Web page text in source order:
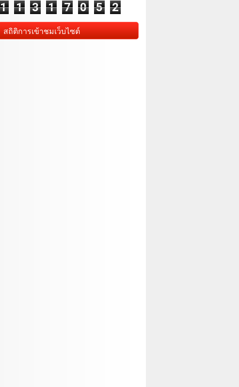
1 1 3 1 7 0 5 2
สถิติการเข้าชมเว็บไซต์